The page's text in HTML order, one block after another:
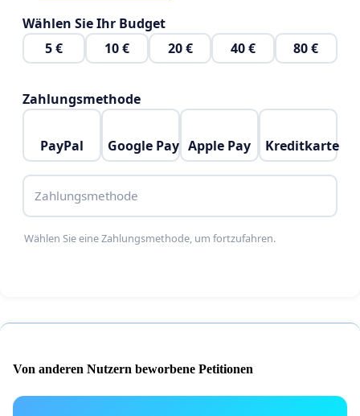
Wählen Sie Ihr Budget
5 €
10 € 20 € 40 € 80 €
Zahlungsmethode
PayPal Google Pay Apple Pay Kreditkarte
Zahlungsmethode
Wählen Sie eine Zahlungsmethode, um fortzufahren.
Von anderen Nutzern beworbene Petitionen